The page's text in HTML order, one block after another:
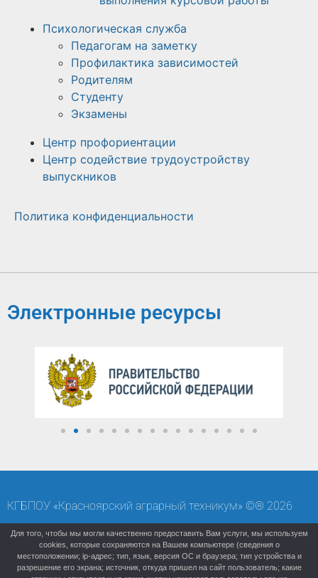
Психологическая служба
Педагогам на заметку
Профилактика зависимостей
Родителям
Студенту
Экзамены
Центр профориентации
Центр содействие трудоустройству
выпускников
Политика конфиденциальности
Электронные ресурсы
КГБПОУ «Красноярский аграрный техникум» ©® 2026
Карта сайта Старая версия (архивный сайт)
Для того, чтобы мы могли качественно предоставить Вам услуги, мы используем
cookies, которые сохраняются на Вашем компьютере (сведения о
местоположении; ip-адрес; тип, язык, версия ОС и браузера; тип устройства и
разрешение его экрана; источник, откуда пришел на сайт пользователь; какие